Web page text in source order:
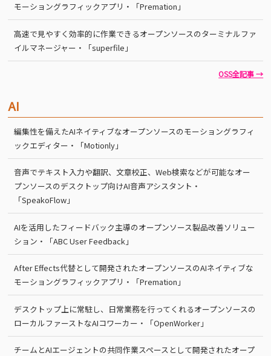
モーショングラフィックアプリ・「Premation」
高速で見やすく効率的に作業できるオープンソースのターミナルファ
イルマネージャー・「superfile」
OSS全記事 →
AI
編集性を備えたAIネイティブなオープンソースのモーショングラフィ
ックエディター・「Motionly」
音声でテキスト入力や翻訳、文章校正、Web検索などが可能なオー
プンソースのデスクトップ向けAI音声アシスタント・
「SpeakoFlow」
AIを活用したフィードバック主導のオープンソース製品改善ソリュー
ション・「ABC User Feedback」
After Effects代替として開発されたオープンソースのAIネイティブな
モーショングラフィックアプリ・「Premation」
デスクトップ上に常駐し、日常業務を行ってくれるオープンソースの
ローカルファーストなAIコワーカー・「OpenWorker」
チームとAIエージェントの共同作業スペースとして開発されたオープ